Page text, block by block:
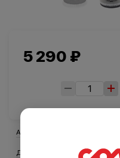
Артикул
Диаметр (мм)
5 290 ₽